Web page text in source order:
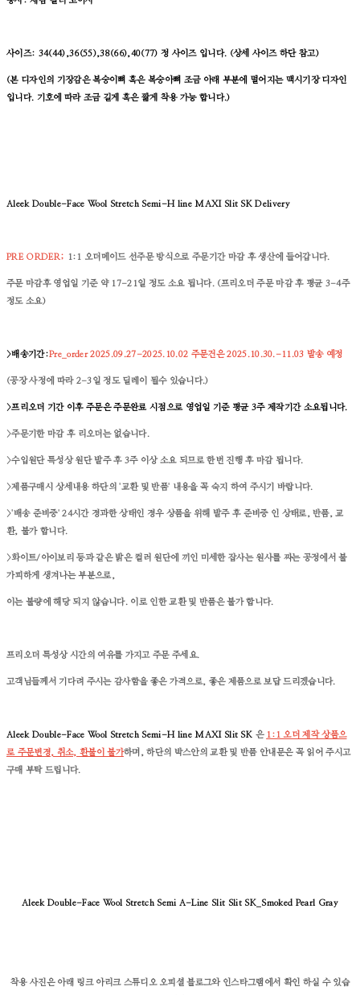
사이즈: 34(44),36(55),38(66),40(77) 정 사이즈 입니다. (상세 사이즈 하단 참고)
(본 디자인의 기장감은 복숭이뼈 혹은 복숭아뼈 조금 아래 부분에 떨어지는 맥시기장 디자인
입니다. 기호에 따라 조금 길게 혹은 짧게 착용 가능 합니다.)
Aleek Double-Face Wool Stretch Semi-H line MAXI Slit SK Delivery
PRE ORDER; 1:1 오더메이드 선주문 방식으로 주문기간 마감 후 생산에 들어갑니다.
주문 마감후 영업일 기준 약 17-21일 정도 소요 됩니다. (프리오더 주문 마감 후 평균 3-4주
정도 소요)
>배송기간:Pre_order 2025.09.27-2025.10.02 주문건은 2025.10.30.-11.03 발송 예정
(공장 사정에 따라 2-3일 정도 딜레이 될수 있습니다.)
>프리오더 기간 이후 주문은 주문완료 시점으로 영업일 기준 평균 3주 제작기간 소요됩니다.
>주문기한 마감 후 리오더는 없습니다.
>수입원단 특성상 원단 발주 후 3주 이상 소요 되므로 한번 진행 후 마감 됩니다.
>제품구매시 상세내용 하단의 '교환 및 반품' 내용을 꼭 숙지 하여 주시기 바랍니다.
>'배송 준비중' 24시간 경과한 상태인 경우 상품을 위해 발주 후 준비중 인 상태로, 반품, 교
환, 불가 합니다.
>화이트/아이보리 등과 같은 밝은 컬러 원단에 끼인 미세한 잡사는 원사를 짜는 공정에서 불
가피하게 생겨나는 부분으로,
이는 불량에 해당 되지 않습니다. 이로 인한 교환 및 반품은 불가 합니다.
프리오더 특성상 시간의 여유를 가지고 주문 주세요.
고객님들께서 기다려 주시는 감사함을 좋은 가격으로, 좋은 제품으로 보답 드리겠습니다.
Aleek Double-Face Wool Stretch Semi-H line MAXI Slit SK 은 1:1 오더 제작 상품으
로 주문변경, 취소, 환불이 불가하며, 하단의 박스안의 교환 및 반품 안내문은 꼭 읽어 주시고
구매 부탁 드립니다.
Aleek Double-Face Wool Stretch Semi A-Line Slit Slit SK_Smoked Pearl Gray
착용 사진은 아래 링크 아리크 스튜디오 오피셜 블로그와 인스타그램에서 확인 하실 수 있습